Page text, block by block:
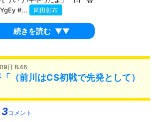
#...
岡田彰布
続きを読む ▼▼
日 8:46
（前川はCS初戦で先発として）
3コメント